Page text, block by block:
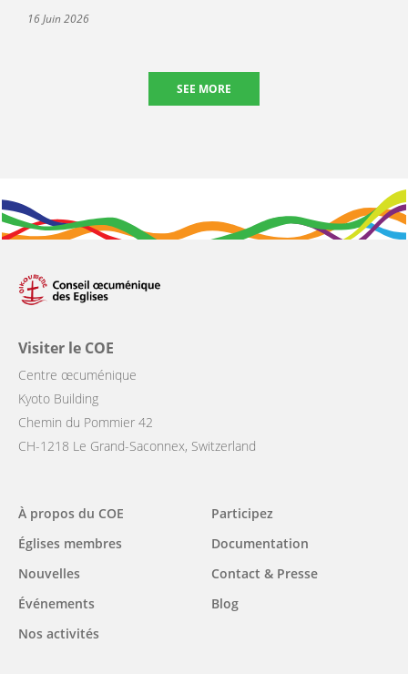
16 Juin 2026
SEE MORE
Visiter le COE
Centre œcuménique
Kyoto Building
Chemin du Pommier 42
CH-1218 Le Grand-Saconnex, Switzerland
Main
navigation
À propos du COE
Églises membres
Nouvelles
Événements
Nos activités
Participez
Documentation
Contact & Presse
Blog